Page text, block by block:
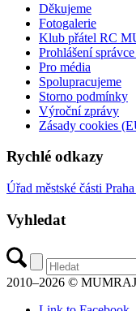
Děkujeme
Fotogalerie
Klub přátel RC
Prohlášení
Pro média
Spolupracujeme
Storno podmínky
Výroční zprávy
Zásady cookies
Rychlé odkazy
Úřad městské části
Vyhledat
2010–2026 ©